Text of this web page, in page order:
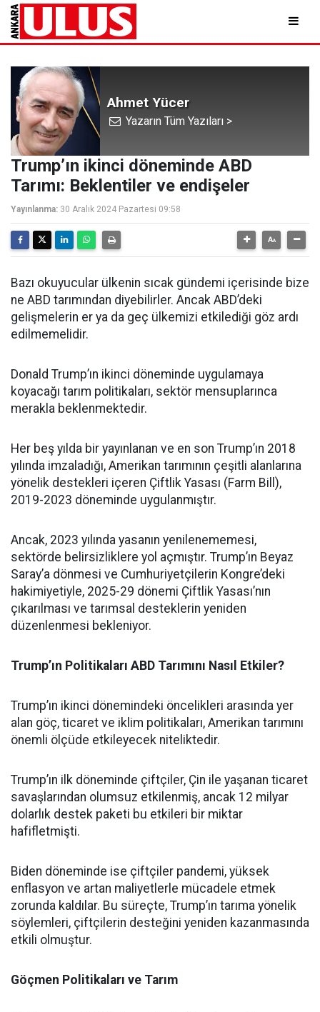
Ahmet Yücer
Yazarın Tüm Yazıları >
Trump’ın ikinci döneminde ABD
Tarımı: Beklentiler ve endişeler
Yayınlanma: 30 Aralık 2024 Pazartesi 09:58
Bazı okuyucular ülkenin sıcak gündemi içerisinde bize
ne ABD tarımından diyebilirler. Ancak ABD’deki
gelişmelerin er ya da geç ülkemizi etkilediği göz ardı
edilmemelidir.
Donald Trump’ın ikinci döneminde uygulamaya
koyacağı tarım politikaları, sektör mensuplarınca
merakla beklenmektedir.
Her beş yılda bir yayınlanan ve en son Trump’ın 2018
yılında imzaladığı, Amerikan tarımının çeşitli alanlarına
yönelik destekleri içeren Çiftlik Yasası (Farm Bill),
2019-2023 döneminde uygulanmıştır.
Ancak, 2023 yılında yasanın yenilenememesi,
sektörde belirsizliklere yol açmıştır. Trump’ın Beyaz
Saray’a dönmesi ve Cumhuriyetçilerin Kongre’deki
hakimiyetiyle, 2025-29 dönemi Çiftlik Yasası’nın
çıkarılması ve tarımsal desteklerin yeniden
düzenlenmesi bekleniyor.
Trump’ın Politikaları ABD Tarımını Nasıl Etkiler?
Trump’ın ikinci dönemindeki öncelikleri arasında yer
alan göç, ticaret ve iklim politikaları, Amerikan tarımını
önemli ölçüde etkileyecek niteliktedir.
Trump’ın ilk döneminde çiftçiler, Çin ile yaşanan ticaret
savaşlarından olumsuz etkilenmiş, ancak 12 milyar
dolarlık destek paketi bu etkileri bir miktar
hafifletmişti.
Biden döneminde ise çiftçiler pandemi, yüksek
enflasyon ve artan maliyetlerle mücadele etmek
zorunda kaldılar. Bu süreçte, Trump’ın tarıma yönelik
söylemleri, çiftçilerin desteğini yeniden kazanmasında
etkili olmuştur.
Göçmen Politikaları ve Tarım